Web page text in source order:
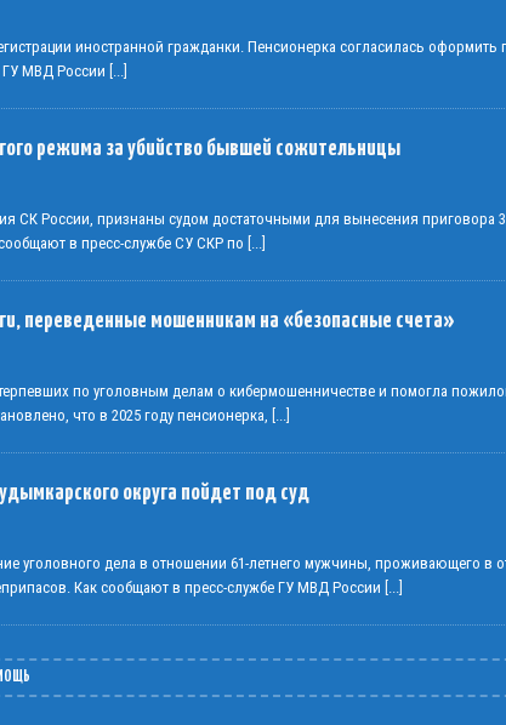
иностранной гражданки. Пенсионерка согласилась оформить
ГУ МВД России [...]
режима за убийство бывшей сожительницы
СК России, признаны судом достаточными для вынесения приговора
в пресс-службе СУ СКР по [...]
переведенные мошенникам на «безопасные счета»
по уголовным делам о кибермошенничестве и помогла
что в 2025 году пенсионерка, [...]
округа пойдет под суд
уголовного дела в отношении 61-летнего мужчины, проживающего в
Как сообщают в пресс-службе ГУ МВД России [...]